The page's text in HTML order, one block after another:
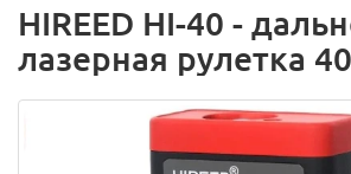
HIREED HI-40 -
лазерная рулетка